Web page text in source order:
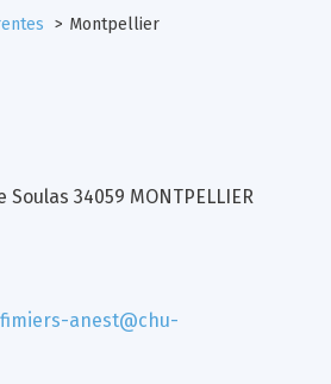
Montpellier
Soulas 34059 MONTPELLIER
anest@chu-